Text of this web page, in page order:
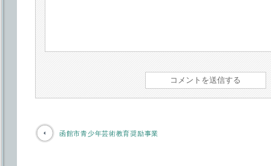
函館市青少年芸術教育奨励事業